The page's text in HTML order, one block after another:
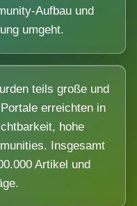
Aufbau und
umgeht.
teils große und
erreichten in
hohe
Insgesamt
Artikel und